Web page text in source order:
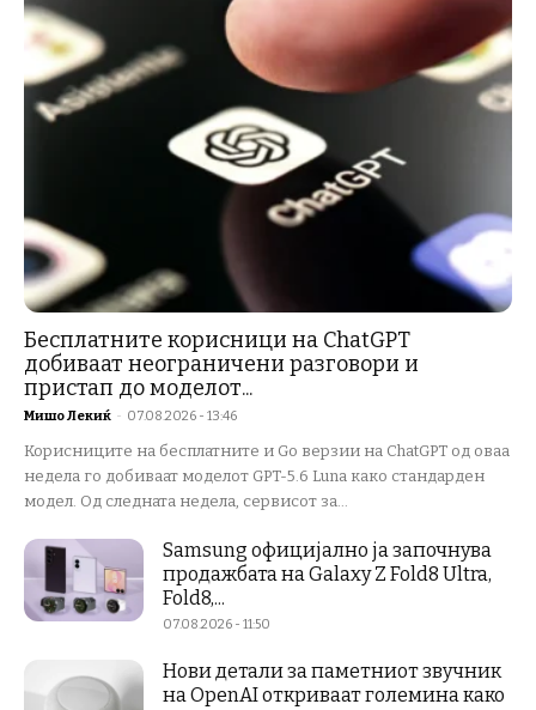
Бесплатните корисници на ChatGPT
добиваат неограничени разговори и
пристап до моделот...
Мишо Лекиќ - 07.08.2026 - 13:46
Корисниците на бесплатните и Go верзии на ChatGPT од оваа
недела го добиваат моделот GPT-5.6 Luna како стандарден
модел. Од следната недела, сервисот за...
Samsung официјално ја започнува
продажбата на Galaxy Z Fold8 Ultra,
Fold8,...
07.08.2026 - 11:50
Нови детали за паметниот звучник
на OpenAI откриваат големина како